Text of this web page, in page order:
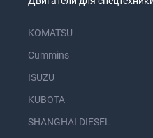
KOMATSU
Cummins
ISUZU
KUBOTA
SHANGHAI DIESEL